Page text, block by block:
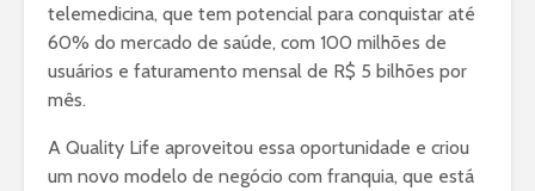
telemedicina, que tem potencial para conquistar até
60% do mercado de saúde, com 100 milhões de
usuários e faturamento mensal de R$ 5 bilhões por
mês.
A Quality Life aproveitou essa oportunidade e criou
um novo modelo de negócio com franquia, que está